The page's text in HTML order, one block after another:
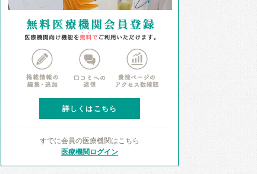
詳しくはこちら
すでに会員の医療機関はこちら
医療機関ログイン